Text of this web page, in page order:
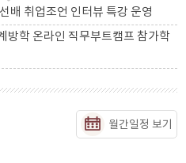
배 취업조언 인터뷰 특강 운영
방학 온라인 직무부트캠프 참가학
월간일정 보기